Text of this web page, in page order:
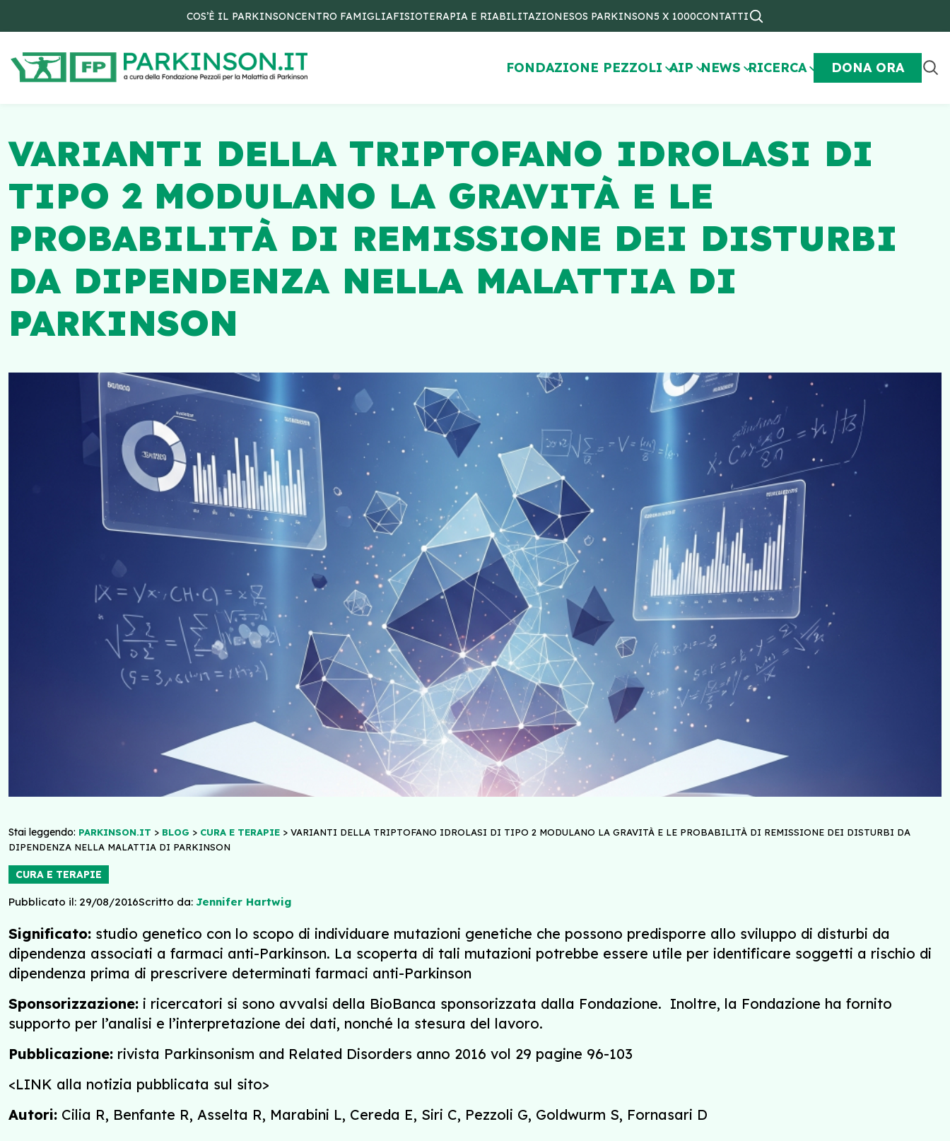
COS’È IL PARKINSONCENTRO FAMIGLIAFISIOTERAPIA E RIABILITAZIONESOS PARKINSON5 X 1000CONTATTI
FONDAZIONE PEZZOLI AIP NEWS RICERCA DONA ORA
VARIANTI DELLA TRIPTOFANO IDROLASI DI
TIPO 2 MODULANO LA GRAVITÀ E LE
PROBABILITÀ DI REMISSIONE DEI DISTURBI
DA DIPENDENZA NELLA MALATTIA DI
PARKINSON
Stai leggendo: PARKINSON.IT > BLOG > CURA E TERAPIE > VARIANTI DELLA TRIPTOFANO IDROLASI DI TIPO 2 MODULANO LA GRAVITÀ E LE PROBABILITÀ DI REMISSIONE DEI DISTURBI DA
DIPENDENZA NELLA MALATTIA DI PARKINSON
CURA E TERAPIE
Pubblicato il: 29/08/2016Scritto da: Jennifer Hartwig
Significato: studio genetico con lo scopo di individuare mutazioni genetiche che possono predisporre allo sviluppo di disturbi da
dipendenza associati a farmaci anti-Parkinson. La scoperta di tali mutazioni potrebbe essere utile per identificare soggetti a rischio di
dipendenza prima di prescrivere determinati farmaci anti-Parkinson
Sponsorizzazione: i ricercatori si sono avvalsi della BioBanca sponsorizzata dalla Fondazione. Inoltre, la Fondazione ha fornito
supporto per l’analisi e l’interpretazione dei dati, nonché la stesura del lavoro.
Pubblicazione: rivista Parkinsonism and Related Disorders anno 2016 vol 29 pagine 96-103
<LINK alla notizia pubblicata sul sito>
Autori: Cilia R, Benfante R, Asselta R, Marabini L, Cereda E, Siri C, Pezzoli G, Goldwurm S, Fornasari D